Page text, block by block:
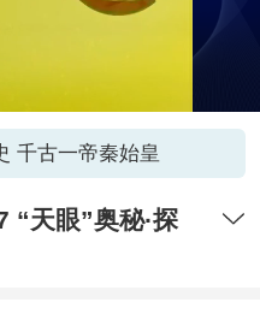
千古一帝秦始皇
“天眼”奥秘·探